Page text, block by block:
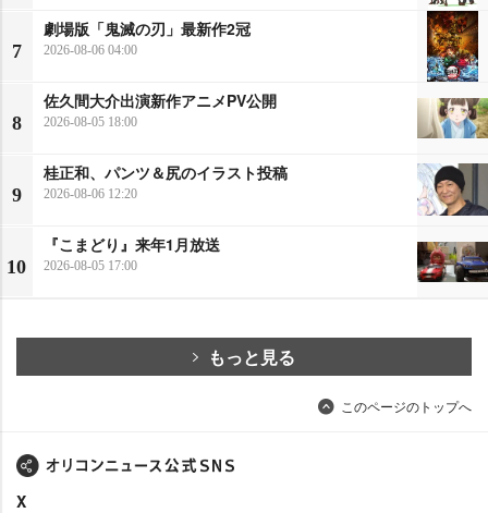
7
劇場版「鬼滅の刃」最新作2冠
2026-08-06 04:00
8
佐久間大介出演新作アニメPV公開
2026-08-05 18:00
9
桂正和、パンツ＆尻のイラスト投稿
2026-08-06 12:20
10
『こまどり』来年1月放送
2026-08-05 17:00
もっと見る
このページのトップへ
X